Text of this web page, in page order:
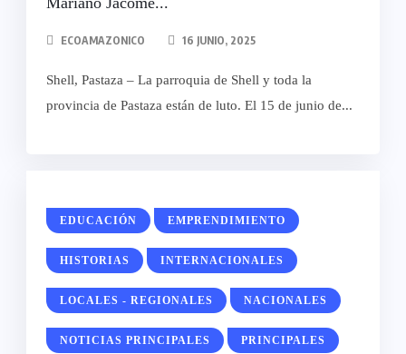
ECOAMAZONICO 16 JUNIO, 2025
Shell, Pastaza – La parroquia de Shell y toda la
provincia de Pastaza están de luto. El 15 de junio de...
EDUCACIÓN EMPRENDIMIENTO
HISTORIAS INTERNACIONALES
LOCALES - REGIONALES NACIONALES
NOTICIAS PRINCIPALES PRINCIPALES